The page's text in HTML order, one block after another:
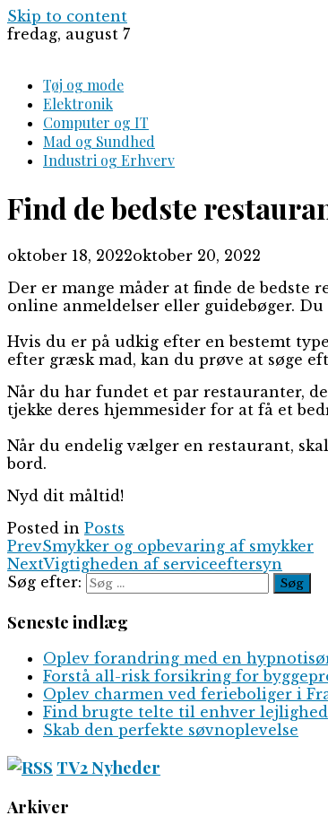
Skip to content
fredag, august 7
Tøj og mode
Elektronik
Computer og IT
Mad og Sundhed
Industri og Erhverv
Find de bedste
oktober 18, 2022oktober 20, 2022
Der er mange måder at finde de bedste
online anmeldelser eller guidebøger.
Hvis du er på udkig efter en bestemt
efter græsk mad, kan du prøve at søge
Når du har fundet et par restauranter,
tjekke deres hjemmesider for at få et
Når du endelig vælger en restaurant,
bord.
Nyd dit måltid!
Posted in Posts
PrevSmykker og opbevaring af smykker
NextVigtigheden af serviceeftersyn
Søg efter:
Seneste indlæg
Oplev forandring med en
Forstå all-risk forsikring for
Oplev charmen ved ferieboliger i
Find brugte telte til enhver lejlighed
Skab den perfekte søvnoplevelse
TV2 Nyheder
Arkiver